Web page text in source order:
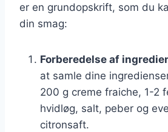
er en grundopskrift, som du
din smag:
Forberedelse af
at samle dine
200 g creme fraiche, 1-2
hvidløg, salt, peber og
citronsaft.